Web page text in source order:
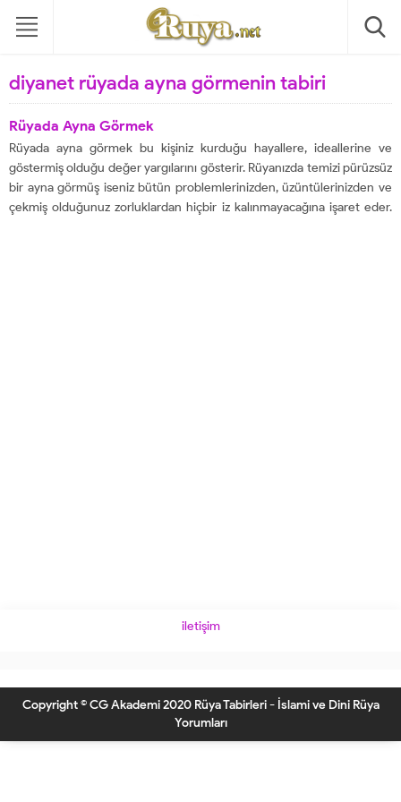
diyanet rüyada ayna görmenin tabiri
Rüyada Ayna Görmek
Rüyada ayna görmek bu kişiniz kurduğu hayallere, ideallerine ve
göstermiş olduğu değer yargılarını gösterir. Rüyanızda temizi pürüzsüz
bir ayna görmüş iseniz bütün problemlerinizden, üzüntülerinizden ve
çekmiş olduğunuz zorluklardan hiçbir iz kalınmayacağına işaret eder.
iletişim
Copyright © CG Akademi 2020 Rüya Tabirleri - İslami ve Dini Rüya
Yorumları